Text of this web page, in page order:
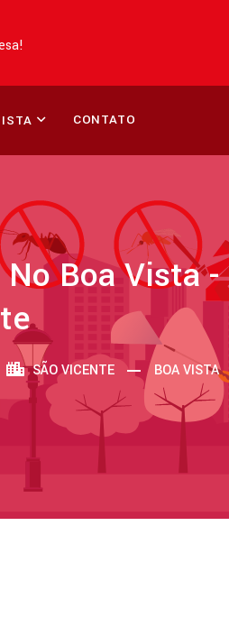
CONTATO
Boa Vista -
SÃO VICENTE BOA VISTA